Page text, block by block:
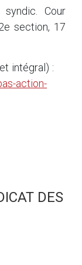
Cour
section, 17
intégral) :
action-
DES